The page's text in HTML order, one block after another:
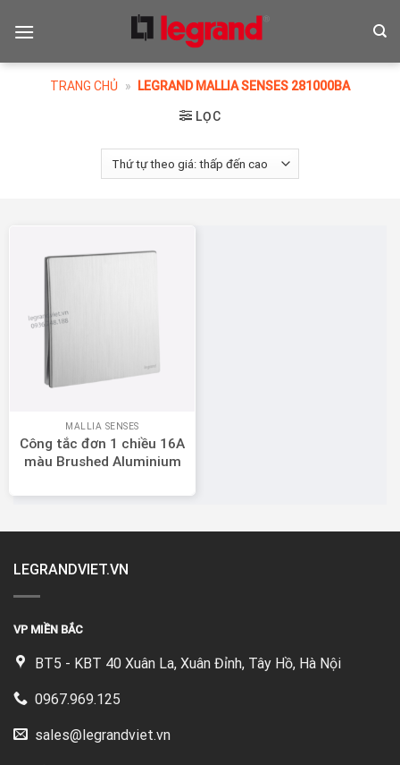
TRANG CHỦ » LEGRAND MALLIA SENSES 281000BA
LỌC
MALLIA SENSES
Công tắc đơn 1 chiều 16A
màu Brushed Aluminium
281000BA
LEGRANDVIET.VN
VP MIỀN BẮC
BT5 - KBT 40 Xuân La, Xuân Đỉnh, Tây Hồ, Hà Nội
0967.969.125
sales@legrandviet.vn